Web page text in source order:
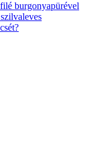
burgonyapürével